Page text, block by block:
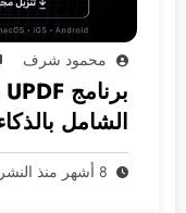
محمود شرف
خصم الجمعة
8 أشهر منذ النشر